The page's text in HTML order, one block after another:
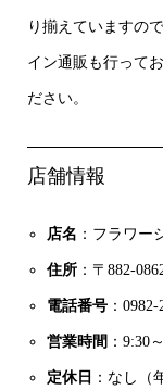
り揃えていますの
イン通販も行って
ださい。
店舗情報
店名 ：フラワー
住所 ：〒882-
電話番号 ：
営業時間 ：9:30
定休日 ：なし（